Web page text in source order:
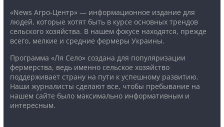
«News Агро-Центр» — информационное издание для
людей, которые хотят быть в курсе основных трендов
сельского хозяйства. В нашем фокусе находятся, прежде
всего, мелкие и средние фермеры Украины.
Программа «Ля Село» создана для популяризации
фермерства, ведь именно сельское хозяйство
поддерживает страну на пути к успешному развитию.
Наши журналисты сделают все, чтобы пребывание на
нашем сайте было максимально информативным и
интересным.